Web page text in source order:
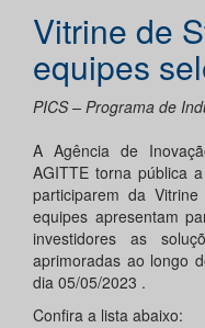
Vitrine de
equipes
PICS – Programa de
A Agência de
AGITTE torna pública
participarem da
equipes apresentam
investidores as
aprimoradas ao longo
dia 05/05/2023 .
Confira a lista abaixo: